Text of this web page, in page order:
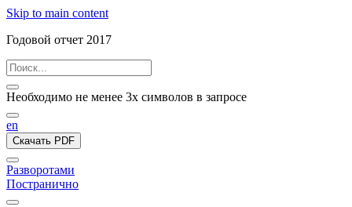
Skip to main content
Годовой отчет 2017
Необходимо не менее 3х символов в запросе
en
Скачать PDF
Разворотами
Постранично